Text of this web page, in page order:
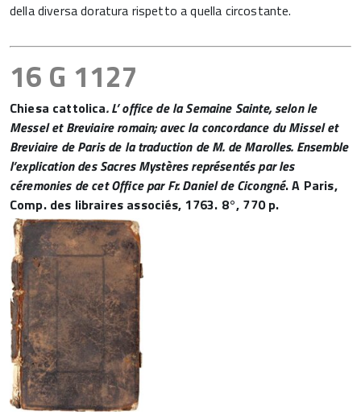
della diversa doratura rispetto a quella circostante.
16 G 1127
Chiesa cattolica. L’ office de la Semaine Sainte, selon le
Messel et Breviaire romain; avec la concordance du Missel et
Breviaire de Paris de la traduction de M. de Marolles. Ensemble
l’explication des Sacres Mystères représentés par les
céremonies de cet Office par Fr. Daniel de Cicongné. A Paris,
Comp. des libraires associés, 1763. 8°, 770 p.